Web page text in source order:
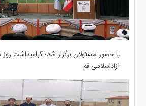
با حضور مسئولان برگزار شد؛ گرامیداشت روز
آزاداسلامی قم